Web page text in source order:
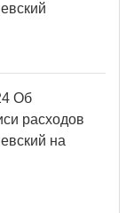
Об
расходов
на